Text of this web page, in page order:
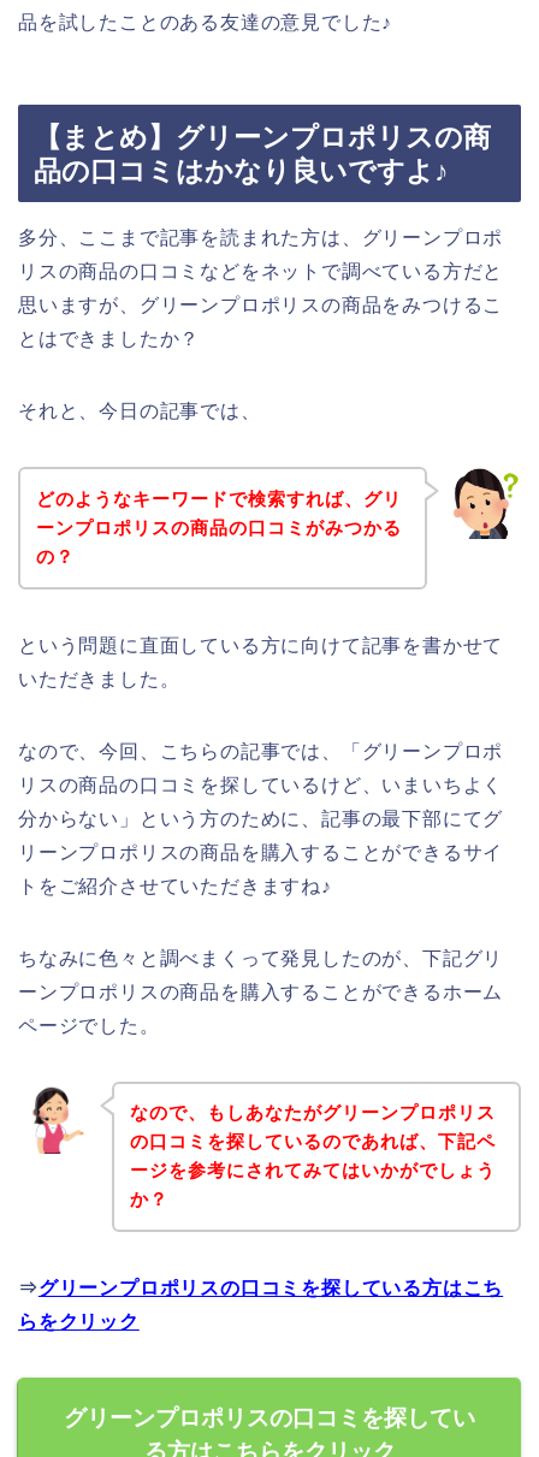
品を試したことのある友達の意見でした♪
【まとめ】グリーンプロポリスの商
品の口コミはかなり良いですよ♪
多分、ここまで記事を読まれた方は、グリーンプロポ
リスの商品の口コミなどをネットで調べている方だと
思いますが、グリーンプロポリスの商品をみつけるこ
とはできましたか？
それと、今日の記事では、
どのようなキーワードで検索すれば、グリ
ーンプロポリスの商品の口コミがみつかる
の？
という問題に直面している方に向けて記事を書かせて
いただきました。
なので、今回、こちらの記事では、「グリーンプロポ
リスの商品の口コミを探しているけど、いまいちよく
分からない」という方のために、記事の最下部にてグ
リーンプロポリスの商品を購入することができるサイ
トをご紹介させていただきますね♪
ちなみに色々と調べまくって発見したのが、下記グリ
ーンプロポリスの商品を購入することができるホーム
ページでした。
なので、もしあなたがグリーンプロポリス
の口コミを探しているのであれば、下記ペ
ージを参考にされてみてはいかがでしょう
か？
⇒グリーンプロポリスの口コミを探している方はこち
らをクリック
グリーンプロポリスの口コミを探してい
る方はこちらをクリック